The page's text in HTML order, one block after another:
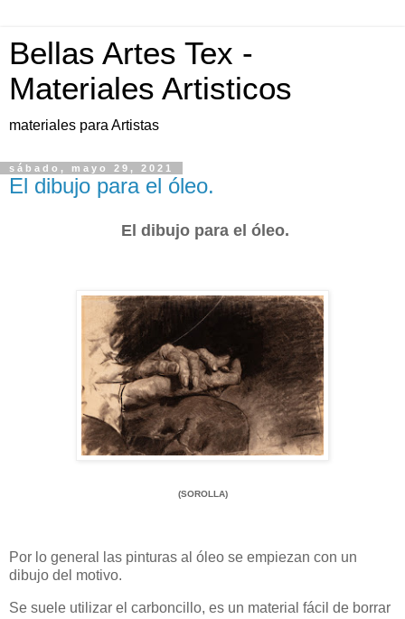
Bellas Artes Tex -
Materiales Artisticos
materiales para Artistas
sábado, mayo 29, 2021
El dibujo para el óleo.
El dibujo para el óleo.
(SOROLLA)
Por lo general las pinturas al óleo se empiezan con un
dibujo del motivo.
Se suele utilizar el carboncillo, es un material fácil de borrar